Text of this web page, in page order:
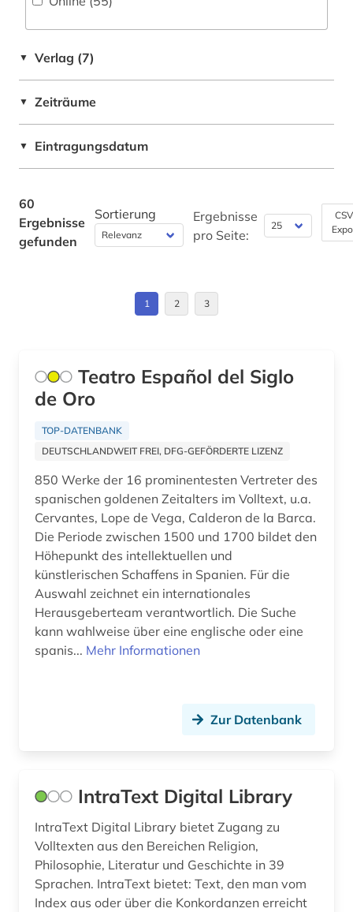
komponist (1)
korpus (1)
kulturwissenschaften (24)
landeskunde (17)
latein (1)
lateinamerikaforschung (1)
lexikon (2)
librettist (1)
linguistik (4)
literaturwissenschaft (33)
mexiko (4)
museum (1)
märchen (1)
nachschlagewerk (2)
Suedamerika (12)
▼ Verlag (7)
▼ Zeiträume
▼ Eintragungsdatum
60
Ergebnisse
gefunden
Sortierung
Ergebnisse
pro Seite:
1 2 3
Teatro Español del Siglo
de Oro
TOP-DATENBANK
DEUTSCHLANDWEIT FREI, DFG-GEFÖRDERTE LIZENZ
850 Werke der 16 prominentesten Vertreter des
spanischen goldenen Zeitalters im Volltext, u.a.
Cervantes, Lope de Vega, Calderon de la Barca.
Die Periode zwischen 1500 und 1700 bildet den
Höhepunkt des intellektuellen und
künstlerischen Schaffens in Spanien. Für die
Auswahl zeichnet ein internationales
Herausgeberteam verantwortlich. Die Suche
kann wahlweise über eine englische oder eine
spanis... Mehr Informationen
Zur Datenbank
IntraText Digital Library
IntraText Digital Library bietet Zugang zu
Volltexten aus den Bereichen Religion,
Philosophie, Literatur und Geschichte in 39
Sprachen. IntraText bietet: Text, den man vom
Index aus oder über die Konkordanzen erreicht